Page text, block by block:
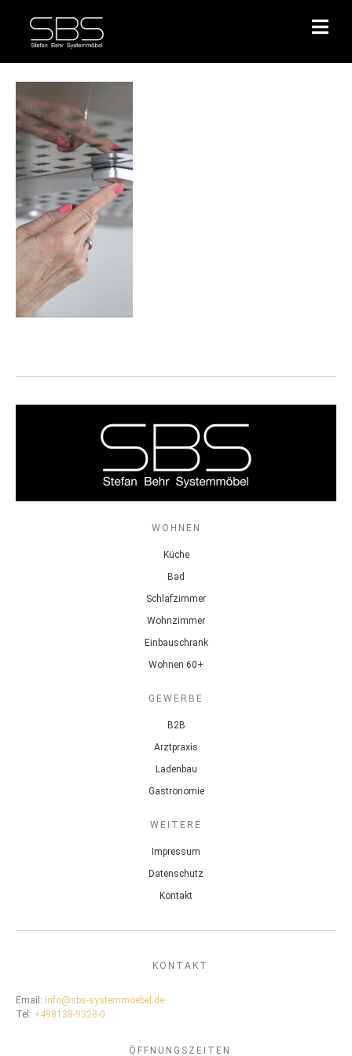
WOHNEN
Küche
Bad
Schlafzimmer
Wohnzimmer
Einbauschrank
Wohnen 60+
GEWERBE
B2B
Arztpraxis
Ladenbau
Gastronomie
WEITERE
Impressum
Datenschutz
Kontakt
KONTAKT
Email: info@sbs-systemmoebel.de
Tel: +498138-9328-0
ÖFFNUNGSZEITEN